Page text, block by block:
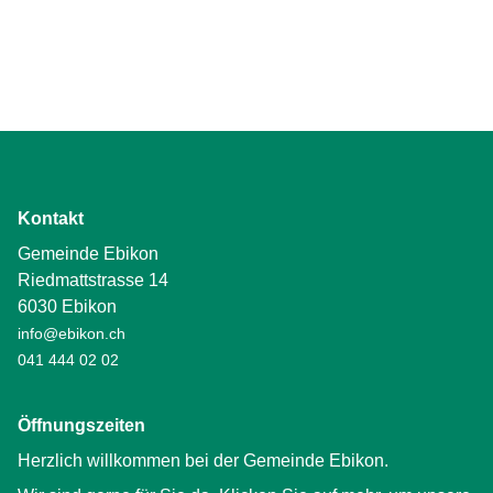
Kontakt
Gemeinde Ebikon
Riedmattstrasse 14
6030 Ebikon
info@ebikon.ch
041 444 02 02
Öffnungszeiten
Herzlich willkommen bei der Gemeinde Ebikon.